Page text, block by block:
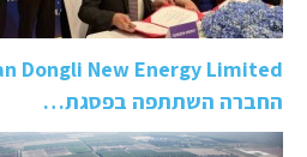
Dongli New Energy Limited
החברה השתתפה בפסגת…